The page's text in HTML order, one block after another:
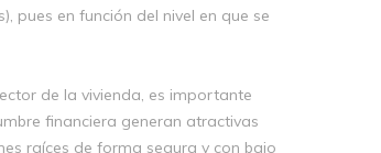
pues en función del nivel en que se
de la vivienda, es importante
financiera generan atractivas
raíces de forma segura y con bajo